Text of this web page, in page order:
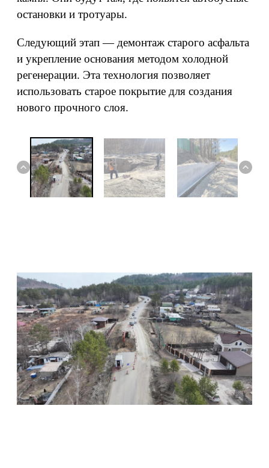
остановки и тротуары.
Следующий этап — демонтаж старого асфальта
и укрепление основания методом холодной
регенерации. Эта технология позволяет
использовать старое покрытие для создания
нового прочного слоя.